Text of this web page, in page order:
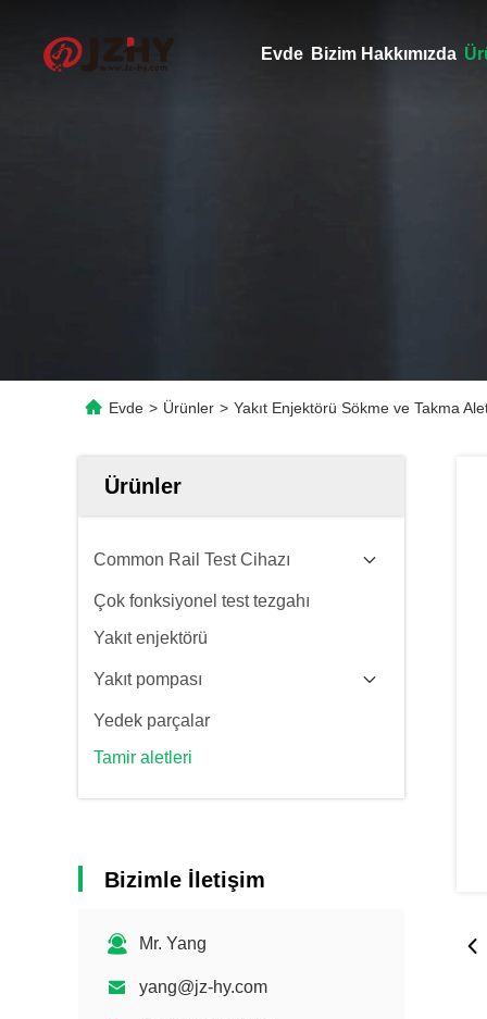
Evde Bizim Hakkımızda
Evde > Ürünler > Yakıt Enjektörü Sökme ve Takma
Ürünler
Common Rail Test Cihazı
Çok fonksiyonel test tezgahı
Yakıt enjektörü
Yakıt pompası
Yedek parçalar
Tamir aletleri
Bizimle İletişim
Mr. Yang
yang@jz-hy.com